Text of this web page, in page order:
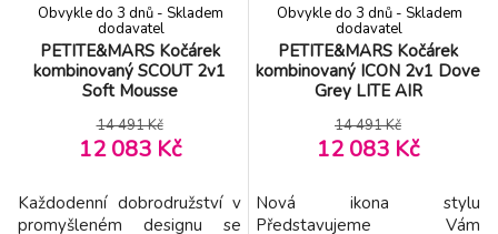
PETITE&MARS Kočárek
kombinovaný SCOUT 2v1
Soft Mousse
Obvykle do 3 dnů - Skladem
dodavatel
14 491 Kč
12 083 Kč
Každodenní dobrodružství v
promyšleném designu se
PETITE&MARS Kočárek
kombinovaný ICON 2v1 Dove
Grey LITE AIR
Obvykle do 3 dnů - Skladem
dodavatel
14 491 Kč
12 083 Kč
Nová ikona stylu
Představujeme Vám